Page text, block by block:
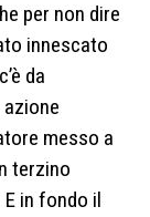
per non dire
innescato
da
messo a
terzino
in fondo il